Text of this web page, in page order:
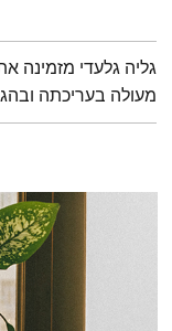
תמצית הפודקאסט
גליה גלעדי מזמינה
מעולה בעריכתה